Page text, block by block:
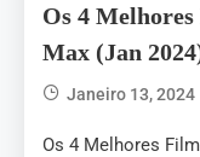
Os 4
Max (Jan
Janeiro 13, 2024
Os 4 Melhores